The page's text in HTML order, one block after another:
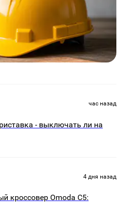
час назад
- выключать ли на
4 дня назад
кроссовер Omoda C5: